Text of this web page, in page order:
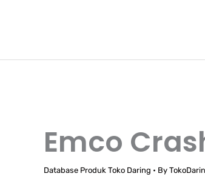
Emco
Database Produk Toko Daring • By